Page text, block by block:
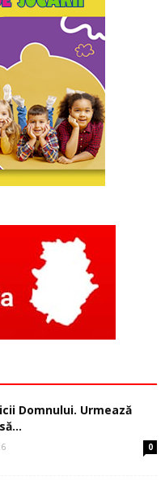
Domnului. Urmează
0